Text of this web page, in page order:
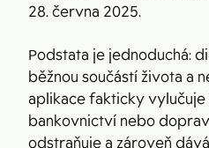
28. června 2025.
Podstata je jednoduchá:
běžnou součástí života a
aplikace fakticky vylučuje
bankovnictví nebo
odstraňuje a zároveň